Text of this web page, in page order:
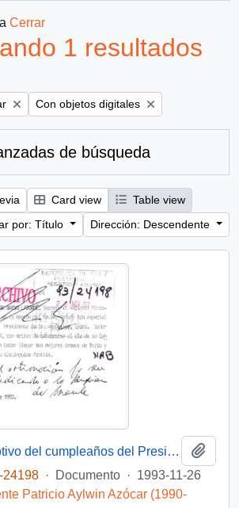
Cerrar
1 resultados
Remove filter:
Con objetos digitales
de búsqueda
Card view
Table view
por: Título
Dirección: Descendente
[Saludos con motivo del cumpleaños del Presidente]
24198 · Documento · 1993-11-26
Patricio Aylwin Azócar (1990-